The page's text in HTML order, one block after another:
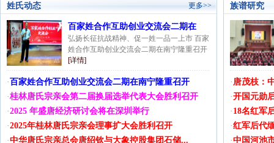
姓氏动态 更多>>
百家姓合作互助创业交流会二期在
弘扬长征抗战精神、促一姓一品一上市 百家
姓合作互助创业交流会二期在南宁隆重召开
[详情]
·百家姓合作互助创业交流会二期在南宁隆重召开
·桂林唐氏宗亲会第二届换届选举代表大会胜利召开
·2025 年盛唐经济研讨会将在深圳举行
·2025年桂林唐氏宗亲会理事扩大会胜利召开
·中华唐氏宗亲总会唐绍钦与大象控股集团石储...
族谱研究
· 唐茂枝：
·开国元勋
· 18名红军
·红军后代
·中国河池